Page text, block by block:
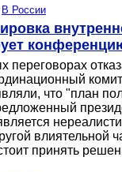
В России
переговорах
что "план
влиятельной
принять